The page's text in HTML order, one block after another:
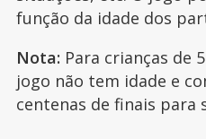
função da idade dos
Nota: Para crianças de
jogo não tem idade e
centenas de finais para